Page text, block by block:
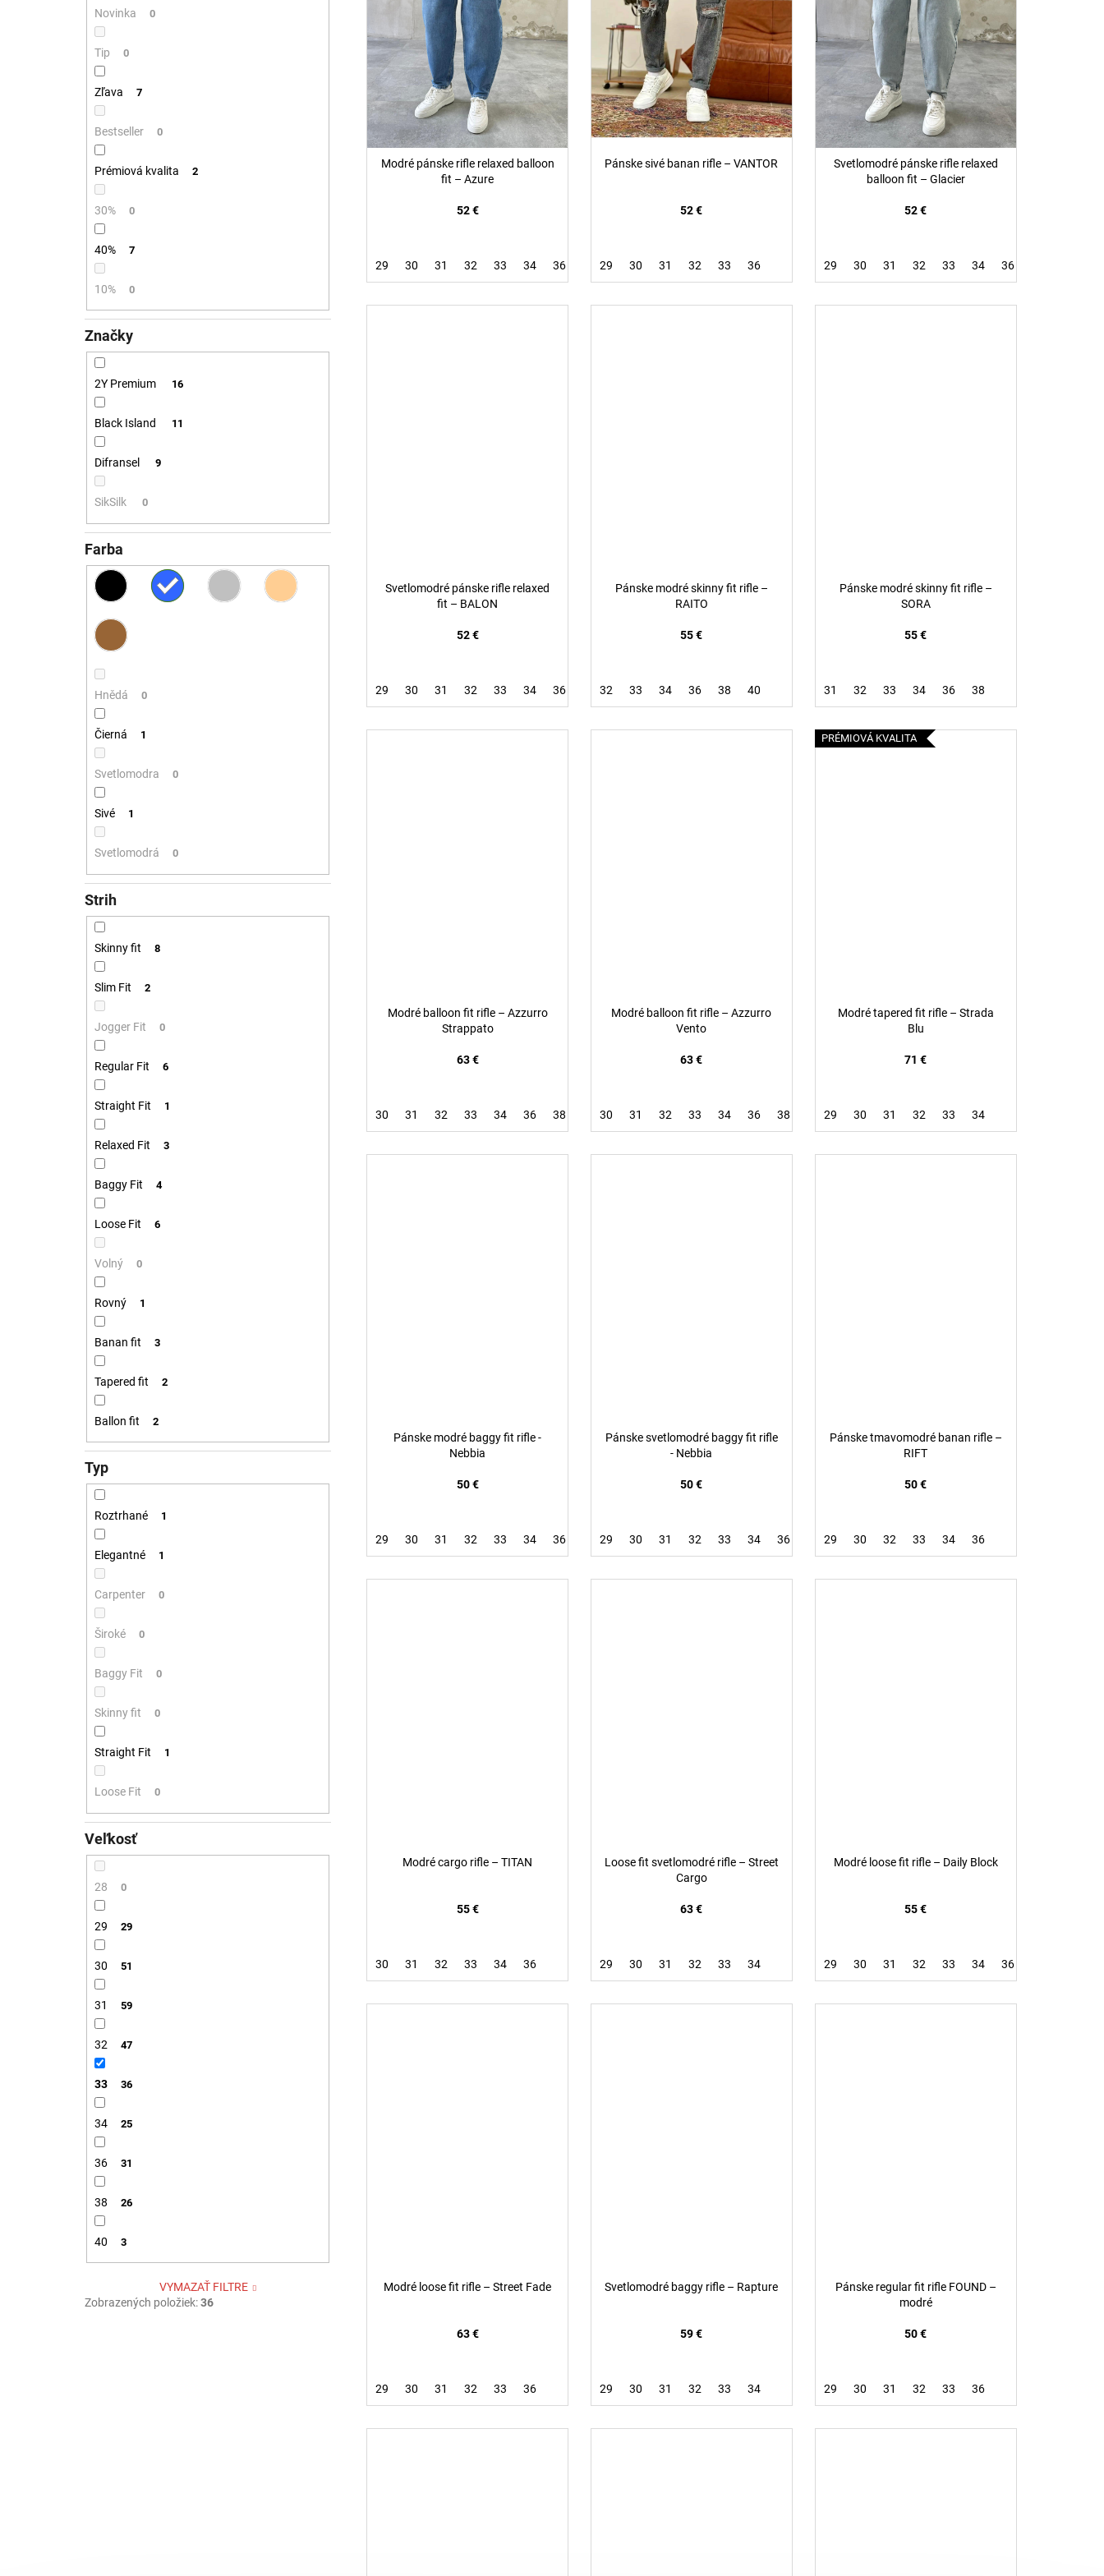
Novinka 0
Tip 0
Zľava 7
Bestseller 0
Prémiová kvalita 2
30% 0
40% 7
10% 0
Značky
2Y Premium 16
Black Island 11
Difransel 9
SikSilk 0
Farba
Hnědá 0
Čierná 1
Svetlomodra 0
Sivé 1
Svetlomodrá 0
Strih
Skinny fit 8
Slim Fit 2
Jogger Fit 0
Regular Fit 6
Straight Fit 1
Relaxed Fit 3
Baggy Fit 4
Loose Fit 6
Volný 0
Rovný 1
Banan fit 3
Tapered fit 2
Ballon fit 2
Typ
Roztrhané 1
Elegantné 1
Carpenter 0
Široké 0
Baggy Fit 0
Skinny fit 0
Straight Fit 1
Loose Fit 0
Veľkosť
28 0
29 29
30 51
31 59
32 47
33 36
34 25
36 31
38 26
40 3
VYMAZAŤ FILTRE
Zobrazených položiek:36
u
k
o
v
d
u
k
o
Modré pánske rifle relaxed balloon
fit – Azure
52 €
29 30 31 32 33 34 36
Pánske sivé banan rifle – VANTOR
52 €
29 30 31 32 33 36
Svetlomodré pánske rifle relaxed
balloon fit – Glacier
52 €
29 30 31 32 33 34 36
Svetlomodré pánske rifle relaxed
fit – BALON
52 €
29 30 31 32 33 34 36
Pánske modré skinny fit rifle –
RAITO
55 €
32 33 34 36 38 40
Pánske modré skinny fit rifle –
SORA
55 €
31 32 33 34 36 38
Modré balloon fit rifle – Azzurro
Strappato
63 €
30 31 32 33 34 36 38
Modré balloon fit rifle – Azzurro
Vento
63 €
30 31 32 33 34 36 38
PRÉMIOVÁ KVALITA
Modré tapered fit rifle – Strada
Blu
71 €
29 30 31 32 33 34
Pánske modré baggy fit rifle -
Nebbia
50 €
29 30 31 32 33 34 36
Pánske svetlomodré baggy fit rifle
- Nebbia
50 €
29 30 31 32 33 34 36
Pánske tmavomodré banan rifle –
RIFT
50 €
29 30 32 33 34 36
Modré cargo rifle – TITAN
55 €
30 31 32 33 34 36
Loose fit svetlomodré rifle – Street
Cargo
63 €
29 30 31 32 33 34
Modré loose fit rifle – Daily Block
55 €
29 30 31 32 33 34 36
Modré loose fit rifle – Street Fade
63 €
29 30 31 32 33 36
Svetlomodré baggy rifle – Rapture
59 €
29 30 31 32 33 34
Pánske regular fit rifle FOUND –
modré
50 €
29 30 31 32 33 36